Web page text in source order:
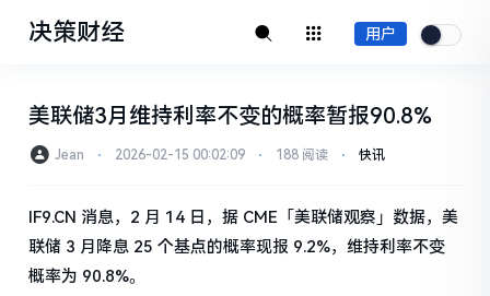
决策财经 用户
美联储3月维持利率不变的概率暂报90.8%
Jean ⋅ 2026-02-15 00:02:09 ⋅ 188 阅读 ⋅ 快讯
IF9.CN 消息，2 月 14 日，据 CME「美联储观察」数据，美
联储 3 月降息 25 个基点的概率现报 9.2%，维持利率不变
概率为 90.8%。